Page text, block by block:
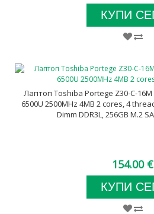
КУПИ
Лаптоп Toshiba Portege Z30-C-
6500U 2500MHz 4MB 2 cores, 4
Dimm DDR3L, 256GB M.2
154.00 €
КУПИ